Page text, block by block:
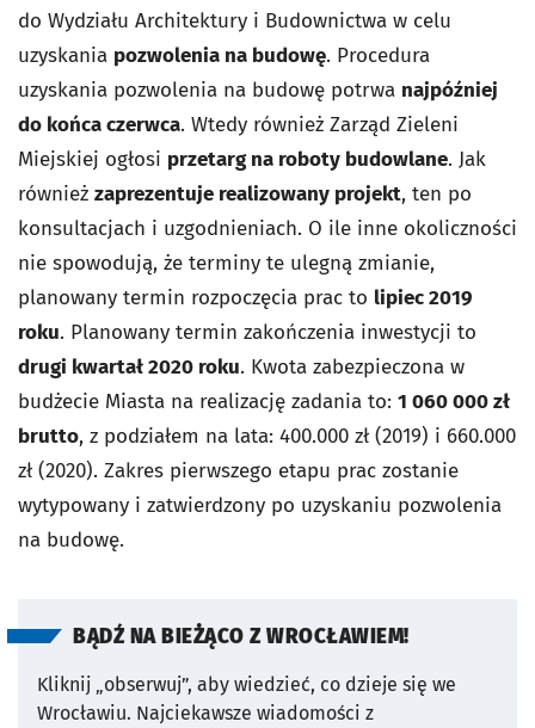
do Wydziału Architektury i Budownictwa w celu
uzyskania pozwolenia na budowę. Procedura
uzyskania pozwolenia na budowę potrwa najpóźniej
do końca czerwca. Wtedy również Zarząd Zieleni
Miejskiej ogłosi przetarg na roboty budowlane. Jak
również zaprezentuje realizowany projekt, ten po
konsultacjach i uzgodnieniach. O ile inne okoliczności
nie spowodują, że terminy te ulegną zmianie,
planowany termin rozpoczęcia prac to lipiec 2019
roku. Planowany termin zakończenia inwestycji to
drugi kwartał 2020 roku. Kwota zabezpieczona w
budżecie Miasta na realizację zadania to: 1 060 000 zł
brutto, z podziałem na lata: 400.000 zł (2019) i 660.000
zł (2020). Zakres pierwszego etapu prac zostanie
wytypowany i zatwierdzony po uzyskaniu pozwolenia
na budowę.
BĄDŹ NA BIEŻĄCO Z WROCŁAWIEM!
Kliknij „obserwuj”, aby wiedzieć, co dzieje się we
Wrocławiu. Najciekawsze wiadomości z